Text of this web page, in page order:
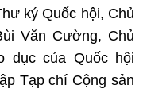
Góp ý
nghệ (MST)
Hải Hằng
học và Công nghệ.
ký Quốc hội, Chủ
Văn Cường, Chủ
dục của Quốc hội
Tạp chí Cộng sản